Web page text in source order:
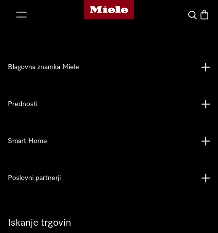
Domača stran Miele
Iskanje
Iskanje trgovin
Blagovna znamka Miele
Prednosti
Smart Home
Poslovni partnerji